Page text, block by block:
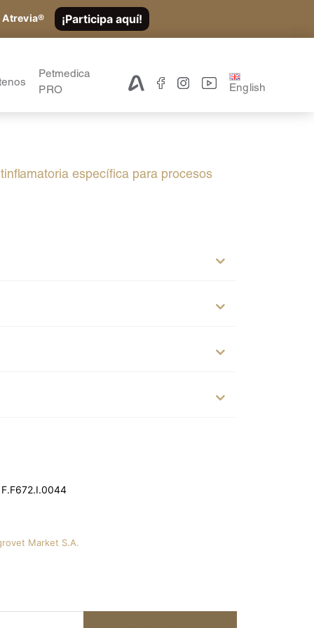
Atrevia® ¡Participa aquí!
Petmedica
PRO
English
específica para procesos
F.F672.I.0044
Market S.A.